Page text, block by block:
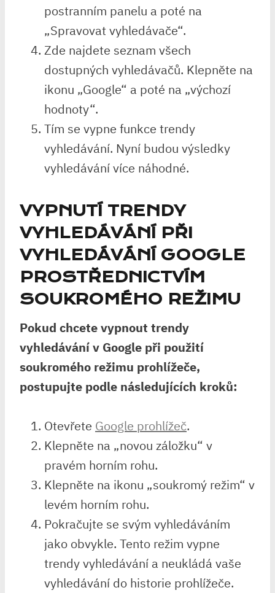
postranním panelu a poté na
„Spravovat vyhledávače“.
Zde najdete seznam všech
dostupných vyhledávačů. Klepněte na
ikonu „Google“ a poté na „výchozí
hodnoty“.
Tím se vypne funkce trendy
vyhledávání. Nyní budou výsledky
vyhledávání více náhodné.
VYPNUTÍ TRENDY
VYHLEDÁVÁNÍ PŘI
VYHLEDÁVÁNÍ GOOGLE
PROSTŘEDNICTVÍM
SOUKROMÉHO REŽIMU
Pokud chcete vypnout trendy
vyhledávání v Google při použití
soukromého režimu prohlížeče,
postupujte podle následujících kroků:
Otevřete Google prohlížeč.
Klepněte na „novou záložku“ v
pravém horním rohu.
Klepněte na ikonu „soukromý režim“ v
levém horním rohu.
Pokračujte se svým vyhledáváním
jako obvykle. Tento režim vypne
trendy vyhledávání a neukládá vaše
vyhledávání do historie prohlížeče.